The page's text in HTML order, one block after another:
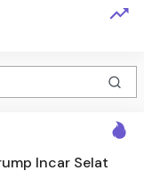
Incar Selat